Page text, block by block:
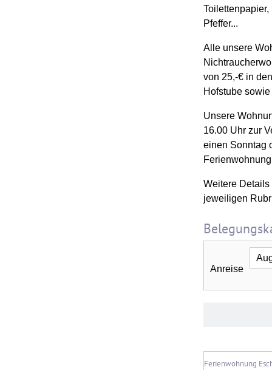
Pfeffer...
Alle unsere
von 25,-€ in
Hofstube
Unsere
16.00 Uhr zur
einen Sonntag
Weitere
jeweiligen
Anreise
Ferienwohnung